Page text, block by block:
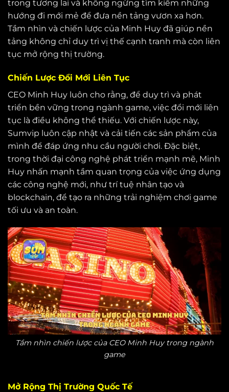
trong tương lai và không ngừng tìm kiếm những
hướng đi mới mẻ để đưa nền tảng vươn xa hơn.
Tầm nhìn và chiến lược của Minh Huy đã giúp nền
tảng không chỉ duy trì vị thế cạnh tranh mà còn liên
tục mở rộng thị trường.
Chiến Lược Đổi Mới Liên Tục
CEO Minh Huy luôn cho rằng, để duy trì và phát
triển bền vững trong ngành game, việc đổi mới liên
tục là điều không thể thiếu. Với chiến lược này,
Sumvip luôn cập nhật và cải tiến các sản phẩm của
mình để đáp ứng nhu cầu người chơi. Đặc biệt,
trong thời đại công nghệ phát triển mạnh mẽ, Minh
Huy nhấn mạnh tầm quan trọng của việc ứng dụng
các công nghệ mới, như trí tuệ nhân tạo và
blockchain, để tạo ra những trải nghiệm chơi game
tối ưu và an toàn.
Tầm nhìn chiến lược của CEO Minh Huy trong ngành
game
Mở Rộng Thị Trường Quốc Tế